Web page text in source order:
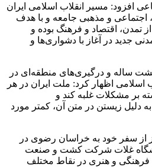
افزود: مسیر انقلاب اسلامی ایران
اجتماعی و مذهبی جامعه و با هدف
تمدن، اقتصاد و فرهنگ بوده و
جدید در آغاز با دشواری‌ها و
ساله و درگیری‌های منطقه‌ای در
اسلامی اظهار کرد: ملت ایران در هر
بر مشکلات غلبه کند و
دلیل زیستن در متن آن، کمتر مورد
از سفر خود به خراسان رضوی در
غلات شرکت کشت و صنعت
فرهنگی و هنری در نقاط مختلف